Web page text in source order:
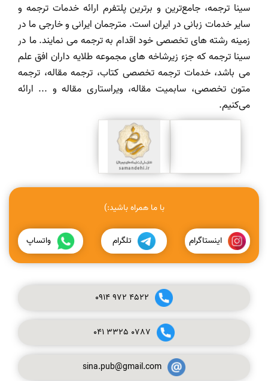
سینا ترجمه، جامع‌ترین و برترین پلتفرم ارائه خدمات ترجمه و
سایر خدمات زبانی در ایران است. مترجمان ایرانی و خارجی ما در
زمینه رشته های تخصصی خود اقدام به ترجمه می نمایند. ما در
سینا ترجمه که جزء زیرشاخه های مجموعه طلایه داران افق علم
می باشد، خدمات ترجمه تخصصی کتاب، ترجمه مقاله، ترجمه
متون تخصصی، سابمیت مقاله، ویراستاری مقاله و ... ارائه
می‌کنیم.
با ما همراه باشید:)
اینستاگرام تلگرام واتساپ
0914972 4522
041 3325 0787
sina.pub@gmail.com